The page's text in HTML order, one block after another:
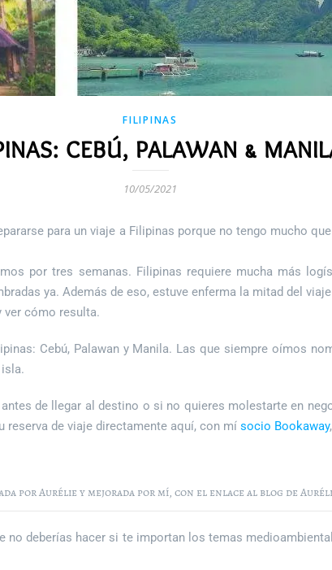
FILIPINAS
CEBÚ, PALAWAN &
10/05/2021
para un viaje a Filipinas porque no tengo mucho
por tres semanas. Filipinas requiere mucha más
ya. Además de eso, estuve enferma la mitad del
ver cómo resulta.
Cebú, Palawan y Manila. Las que siempre oímos
de llegar al destino o si no quieres molestarte en
reserva de viaje directamente aquí, con mí socio Bookaway
por Aurélie y mejorada por mí, con el enlace al blog de
no deberías hacer si te importan los temas